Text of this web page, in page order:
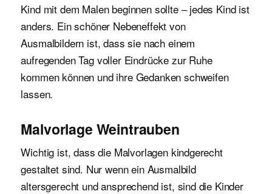
Kind mit dem Malen beginnen sollte – jedes Kind ist
anders. Ein schöner Nebeneffekt von
Ausmalbildern ist, dass sie nach einem
aufregenden Tag voller Eindrücke zur Ruhe
kommen können und ihre Gedanken schweifen
lassen.
Malvorlage Weintrauben
Wichtig ist, dass die Malvorlagen kindgerecht
gestaltet sind. Nur wenn ein Ausmalbild
altersgerecht und ansprechend ist, sind die Kinder